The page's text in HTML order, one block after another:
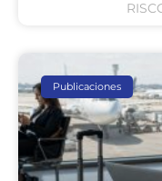
Publicaciones